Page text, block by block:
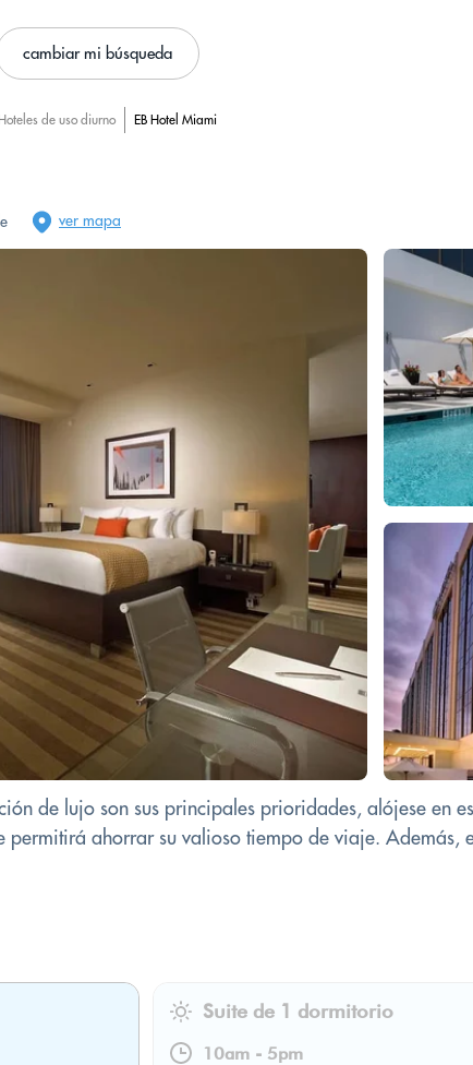
cambiar mi búsqueda
de uso diurno EB Hotel Miami
ver mapa
de lujo son sus principales prioridades, alójese en
permitirá ahorrar su valioso tiempo de viaje.
Suite de 1 dormitorio
10am - 5pm